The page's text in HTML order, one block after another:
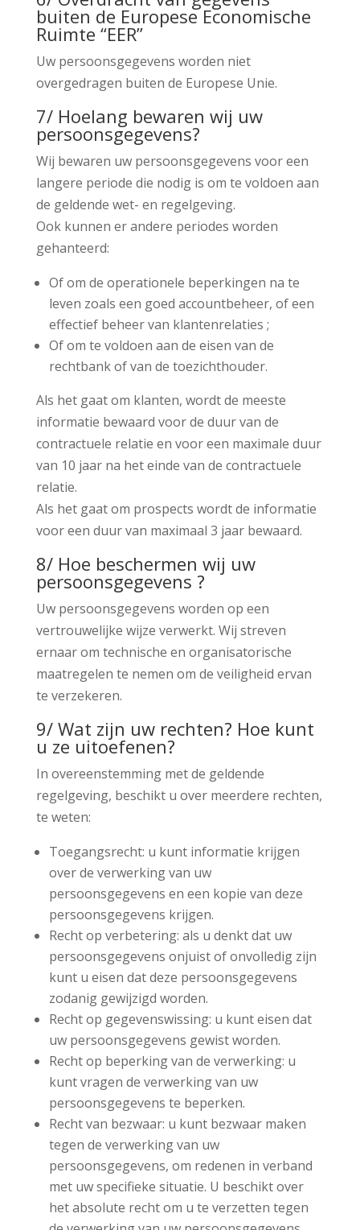
buiten de Europese Economische
Ruimte “EER”
Uw persoonsgegevens worden niet
overgedragen buiten de Europese Unie.
7/ Hoelang bewaren wij uw
persoonsgegevens?
Wij bewaren uw persoonsgegevens voor een
langere periode die nodig is om te voldoen aan
de geldende wet- en regelgeving.
Ook kunnen er andere periodes worden
gehanteerd:
Of om de operationele beperkingen na te
leven zoals een goed accountbeheer, of een
effectief beheer van klantenrelaties ;
Of om te voldoen aan de eisen van de
rechtbank of van de toezichthouder.
Als het gaat om klanten, wordt de meeste
informatie bewaard voor de duur van de
contractuele relatie en voor een maximale duur
van 10 jaar na het einde van de contractuele
relatie.
Als het gaat om prospects wordt de informatie
voor een duur van maximaal 3 jaar bewaard.
8/ Hoe beschermen wij uw
persoonsgegevens ?
Uw persoonsgegevens worden op een
vertrouwelijke wijze verwerkt. Wij streven
ernaar om technische en organisatorische
maatregelen te nemen om de veiligheid ervan
te verzekeren.
9/ Wat zijn uw rechten? Hoe kunt
u ze uitoefenen?
In overeenstemming met de geldende
regelgeving, beschikt u over meerdere rechten,
te weten:
Toegangsrecht: u kunt informatie krijgen
over de verwerking van uw
persoonsgegevens en een kopie van deze
persoonsgegevens krijgen.
Recht op verbetering: als u denkt dat uw
persoonsgegevens onjuist of onvolledig zijn
kunt u eisen dat deze persoonsgegevens
zodanig gewijzigd worden.
Recht op gegevenswissing: u kunt eisen dat
uw persoonsgegevens gewist worden.
Recht op beperking van de verwerking: u
kunt vragen de verwerking van uw
persoonsgegevens te beperken.
Recht van bezwaar: u kunt bezwaar maken
tegen de verwerking van uw
persoonsgegevens, om redenen in verband
met uw specifieke situatie. U beschikt over
het absolute recht om u te verzetten tegen